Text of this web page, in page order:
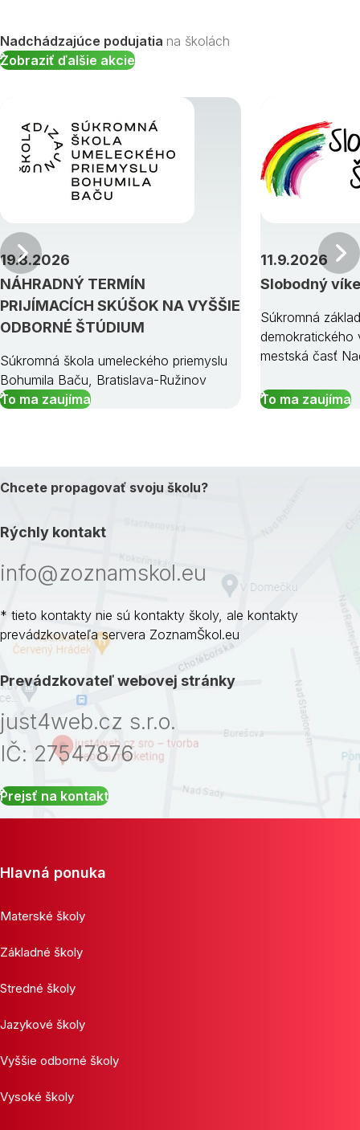
Nadchádzajúce podujatia na školách
Zobraziť ďalšie akcie
NÁHRADNÝ TERMÍN
PRIJÍMACÍCH SKÚŠOK NA VYŠŠIE
ODBORNÉ ŠTÚDIUM
19.8.2026
Súkromná škola umeleckého priemyslu
Bohumila Baču, Bratislava-Ružinov
To ma zaujíma
Slobodný
11.9.2026
Súkromná
demokratického
mestská časť
To ma zaujíma
Predchádzajúci
Chcete propagovať svoju školu?
Rýchly kontakt
info@zoznamskol.eu
* tieto kontakty nie sú kontakty školy, ale kontakty
prevádzkovateľa servera ZoznamŠkol.eu
Prevádzkovateľ webovej stránky
just4web.cz s.r.o.
IČ: 27547876
Prejsť na kontakt
Hlavná ponuka
Materské školy
Základné školy
Stredné školy
Jazykové školy
Vyššie odborné školy
Vysoké školy